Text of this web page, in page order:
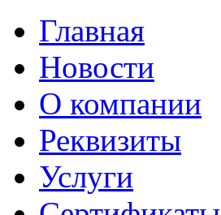
Главная
Новости
О компании
Реквизиты
Услуги